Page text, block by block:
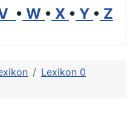
• W • X • Y • Z
Lexikon 0